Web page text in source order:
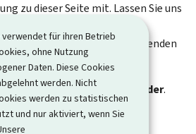
verwendet für ihren Betrieb
ohne Nutzung
Daten. Diese Cookies
werden. Nicht
werden zu statistischen
und nur aktiviert, wenn Sie
zu dieser Seite mit. Lassen Sie uns
können. Sie erhalten keine
Für spezifische Fragen verwenden
Felder ( * ) sind Pflichtfelder.
Sie gesucht haben?